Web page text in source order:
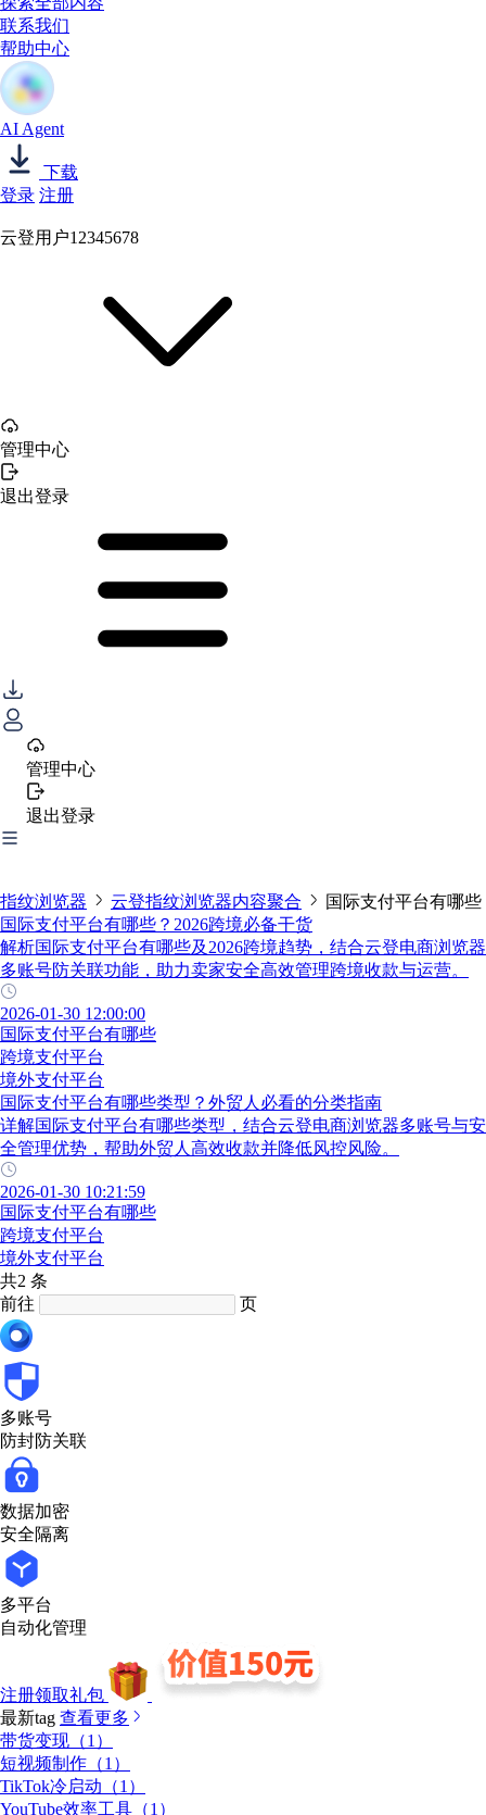
联系我们
帮助中心
AI Agent
下载
登录 注册
云登用户12345678
管理中心
退出登录
管理中心
退出登录
指纹浏览器 云登指纹浏览器内容聚合
国际支付平台有哪些
国际支付平台有哪些？2026跨境必备干货
解析国际支付平台有哪些及2026跨境趋势，结合云登电商浏览器
多账号防关联功能，助力卖家安全高效管理跨境收款与运营。
2026-01-30 12:00:00
国际支付平台有哪些
跨境支付平台
境外支付平台
国际支付平台有哪些类型？外贸人必看的分类指南
详解国际支付平台有哪些类型，结合云登电商浏览器多账号与安
全管理优势，帮助外贸人高效收款并降低风控风险。
2026-01-30 10:21:59
国际支付平台有哪些
跨境支付平台
境外支付平台
共2 条
前往
页
多账号
防封防关联
数据加密
安全隔离
多平台
自动化管理
注册领取礼包
最新tag 查看更多
带货变现（1）
短视频制作（1）
TikTok冷启动（1）
YouTube效率工具（1）